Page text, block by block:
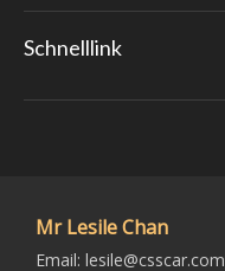
Schnelllink
Mr Lesile Chan
Email: lesile@csscar.com